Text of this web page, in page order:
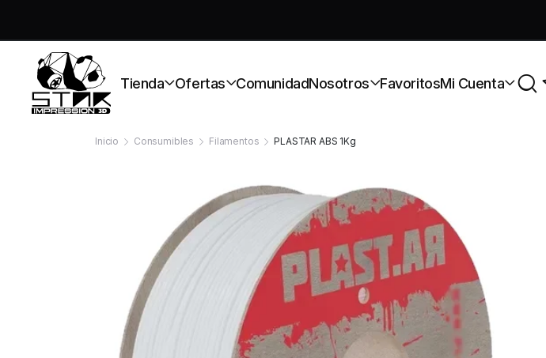
Tienda Ofertas ComunidadNosotros FavoritosMi Cuenta
Inicio Consumibles Filamentos PLASTAR ABS 1Kg